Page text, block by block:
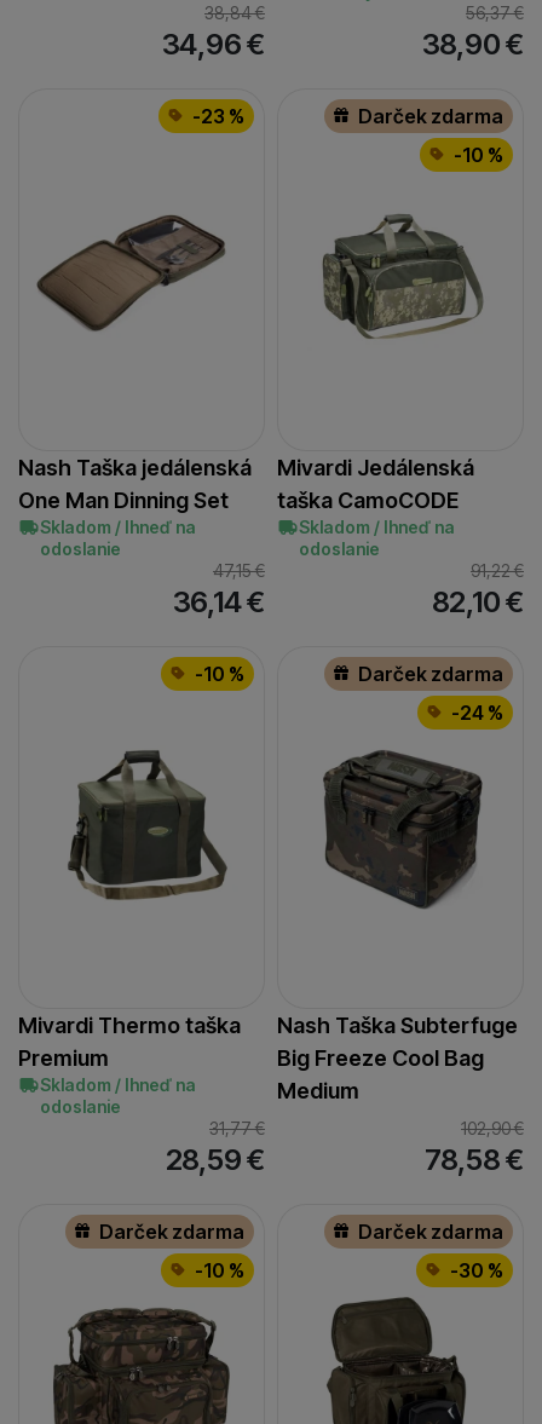
38,84€
34,96€
56,37€
38,90€
-23 %
Nash Taška jedálenská
One Man Dinning Set
Skladom / Ihneď na
odoslanie
47,15€
36,14€
Darček zdarma
-10 %
Mivardi Jedálenská
taška CamoCODE
Skladom / Ihneď na
odoslanie
91,22€
82,10€
-10 %
Mivardi Thermo taška
Premium
Skladom / Ihneď na
odoslanie
31,77€
28,59€
Darček zdarma
-24 %
Nash Taška Subterfuge
Big Freeze Cool Bag
Medium
102,90€
78,58€
Darček zdarma
-10 %
Darček zdarma
-30 %